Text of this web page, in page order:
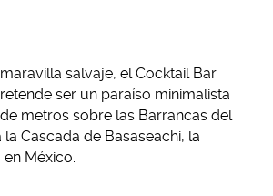
salvaje, el Cocktail Bar
ser un paraíso minimalista
metros sobre las Barrancas del
Cascada de Basaseachi, la
México.